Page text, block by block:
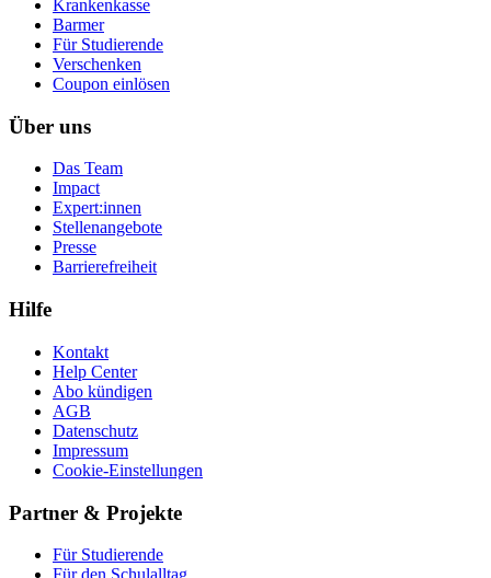
Krankenkasse
Barmer
Für Studierende
Ver­schen­ken
Coupon einlösen
Über uns
Das Team
Impact
Expert:innen
Stellenangebote
Presse
Barrierefreiheit
Hilfe
Kontakt
Help Center
Abo kündigen
AGB
Datenschutz
Impressum
Cookie-Einstellungen
Partner & Projekte
Für Stu­die­rende